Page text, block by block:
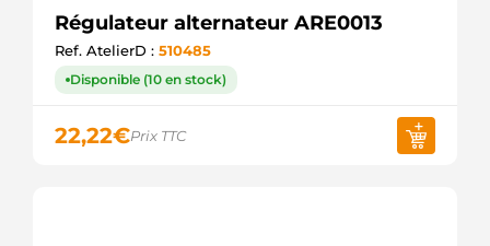
Régulateur alternateur ARE0013
Ref. AtelierD : 510485
Disponible (10 en stock)
22,22€Prix TTC